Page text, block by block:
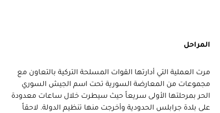
المراحل
مرت العملية التي أدارتها القوات المسلحة التركية بالتعاون مع
مجموعات من المعارضة السورية تحت اسم الجيش السوري
الحر بمرحلتها الأولى سريعاً حيث سيطرت خلال ساعات معدودة
على بلدة جرابلس الحدودية وأخرجت منها تنظيم الدولة. لاحقاً